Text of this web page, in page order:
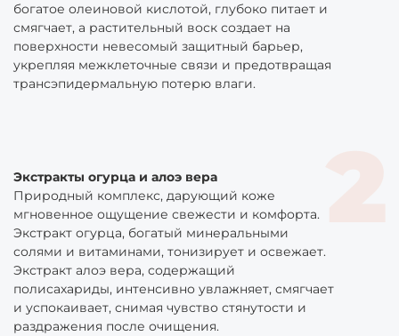
богатое олеиновой кислотой, глубоко питает и
смягчает, а растительный воск создает на
поверхности невесомый защитный барьер,
укрепляя межклеточные связи и предотвращая
трансэпидермальную потерю влаги.
Экстракты огурца и алоэ вера
Природный комплекс, дарующий коже
мгновенное ощущение свежести и комфорта.
Экстракт огурца, богатый минеральными
солями и витаминами, тонизирует и освежает.
Экстракт алоэ вера, содержащий
полисахариды, интенсивно увлажняет, смягчает
и успокаивает, снимая чувство стянутости и
раздражения после очищения.